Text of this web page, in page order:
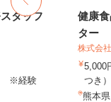
タッフ
※経験
健康
ター
株式会
5,000
つき
熊本